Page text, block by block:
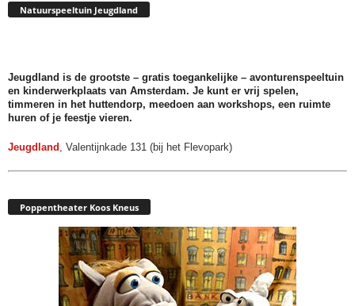
Natuurspeeltuin Jeugdland
Jeugdland is de grootste – gratis toegankelijke – avonturenspeeltuin
en kinderwerkplaats van Amsterdam. Je kunt er vrij spelen,
timmeren in het huttendorp, meedoen aan workshops, een ruimte
huren of je feestje vieren.
Jeugdland , Valentijnkade 131 (bij het Flevopark)
Poppentheater Koos Kneus